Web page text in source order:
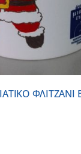
ΦΛΙΤΖΑΝΙ